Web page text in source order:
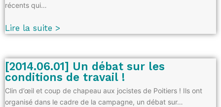
récents qui…
Lire la suite >
[2014.06.01] Un débat sur les
conditions de travail !
Clin d’œil et coup de chapeau aux jocistes de Poitiers ! Ils ont
organisé dans le cadre de la campagne, un débat sur…